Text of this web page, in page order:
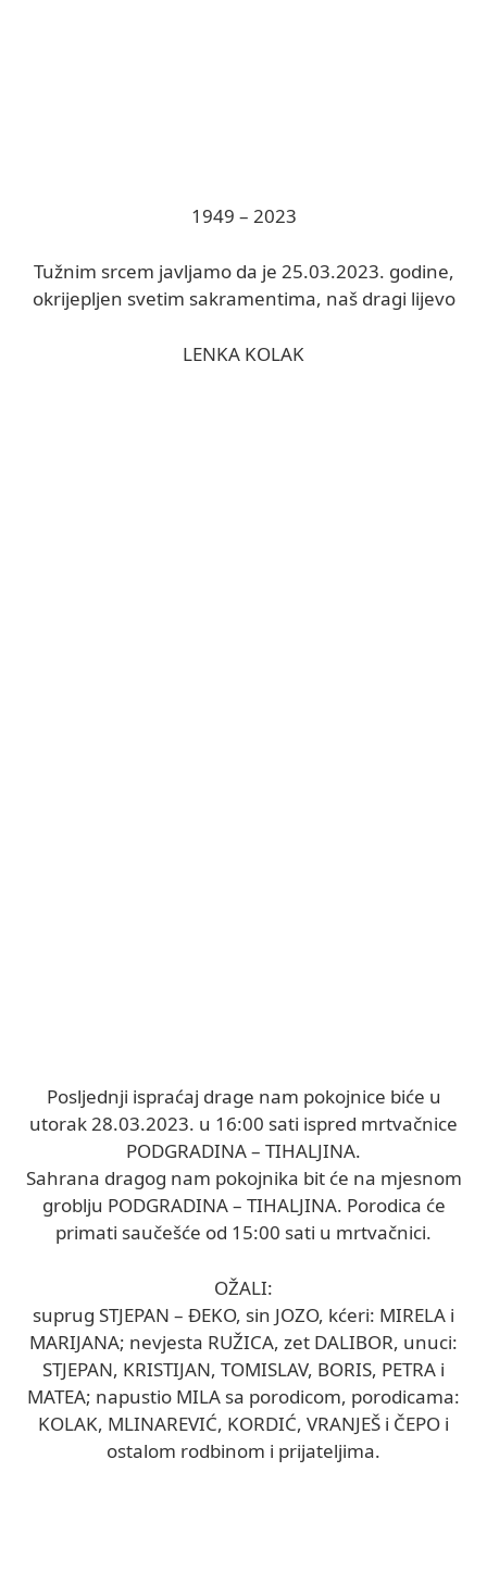
1949 – 2023
Tužnim srcem javljamo da je 25.03.2023. godine,
okrijepljen svetim sakramentima, naš dragi lijevo
LENKA KOLAK
Posljednji ispraćaj drage nam pokojnice biće u
utorak 28.03.2023. u 16:00 sati ispred mrtvačnice
PODGRADINA – TIHALJINA.
Sahrana dragog nam pokojnika bit će na mjesnom
groblju PODGRADINA – TIHALJINA. Porodica će
primati saučešće od 15:00 sati u mrtvačnici.
OŽALI:
suprug STJEPAN – ĐEKO, sin JOZO, kćeri: MIRELA i
MARIJANA; nevjesta RUŽICA, zet DALIBOR, unuci:
STJEPAN, KRISTIJAN, TOMISLAV, BORIS, PETRA i
MATEA; napustio MILA sa porodicom, porodicama:
KOLAK, MLINAREVIĆ, KORDIĆ, VRANJEŠ i ČEPO i
ostalom rodbinom i prijateljima.